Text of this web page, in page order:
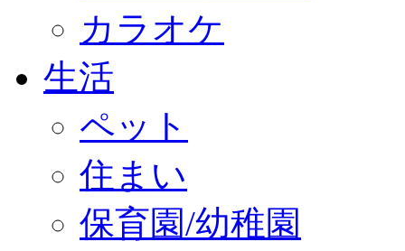
カラオケ
生活
ペット
住まい
保育園/幼稚園